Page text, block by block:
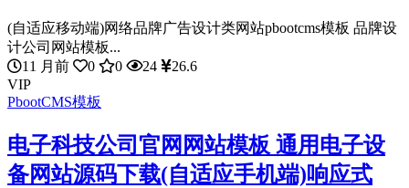
(自适应移动端)网络品牌广告设计类网站pbootcms模板 品牌设
计公司网站模板...
11 月前
0 0 24
26.6
VIP
PbootCMS模板
电子科技公司官网网站模板 通用电子设
备网站源码下载(自适应手机端)响应式